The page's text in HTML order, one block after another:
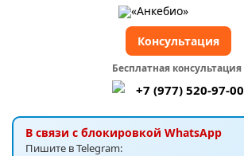
В связи с блокировкой WhatsApp
Пишите в Telegram:
Бесплатная консультация
+7 (977) 520-97-00
Консультация